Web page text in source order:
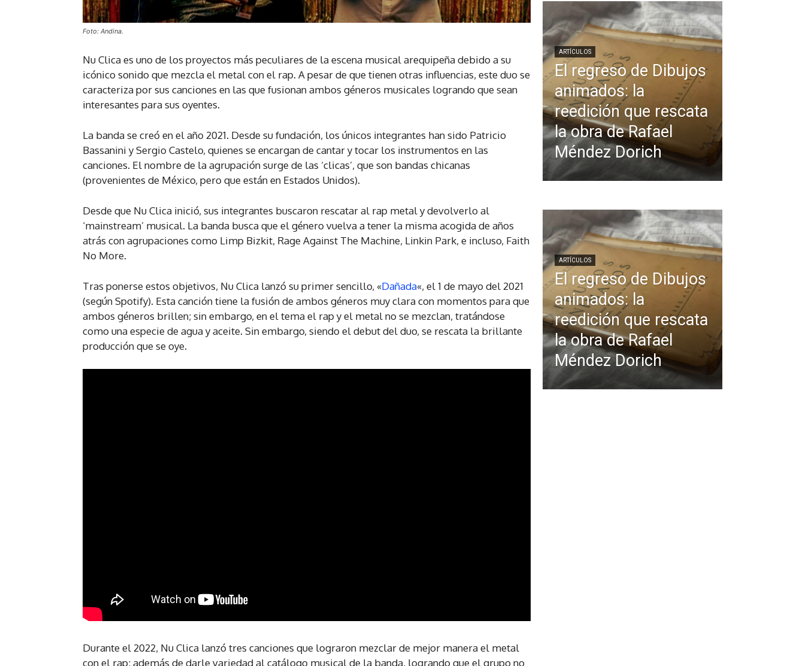
Foto: Andina.
Nu Clica es uno de los proyectos más peculiares de la escena musical arequipeña debido a su
icónico sonido que mezcla el metal con el rap. A pesar de que tienen otras influencias, este duo se
caracteriza por sus canciones en las que fusionan ambos géneros musicales logrando que sean
interesantes para sus oyentes.
La banda se creó en el año 2021. Desde su fundación, los únicos integrantes han sido Patricio
Bassanini y Sergio Castelo, quienes se encargan de cantar y tocar los instrumentos en las
canciones. El nombre de la agrupación surge de las ‘clicas’, que son bandas chicanas
(provenientes de México, pero que están en Estados Unidos).
Desde que Nu Clica inició, sus integrantes buscaron rescatar al rap metal y devolverlo al
‘mainstream’ musical. La banda busca que el género vuelva a tener la misma acogida de años
atrás con agrupaciones como Limp Bizkit, Rage Against The Machine, Linkin Park, e incluso, Faith
No More.
Tras ponerse estos objetivos, Nu Clica lanzó su primer sencillo, «Dañada«, el 1 de mayo del 2021
(según Spotify). Esta canción tiene la fusión de ambos géneros muy clara con momentos para que
ambos géneros brillen; sin embargo, en el tema el rap y el metal no se mezclan, tratándose
como una especie de agua y aceite. Sin embargo, siendo el debut del duo, se rescata la brillante
producción que se oye.
Durante el 2022, Nu Clica lanzó tres canciones que lograron mezclar de mejor manera el metal
con el rap; además de darle variedad al catálogo musical de la banda, logrando que el grupo no
ARTÍCULOS
El regreso de Dibujos
animados: la
reedición que rescata
la obra de Rafael
Méndez Dorich
ARTÍCULOS
El regreso de Dibujos
animados: la
reedición que rescata
la obra de Rafael
Méndez Dorich